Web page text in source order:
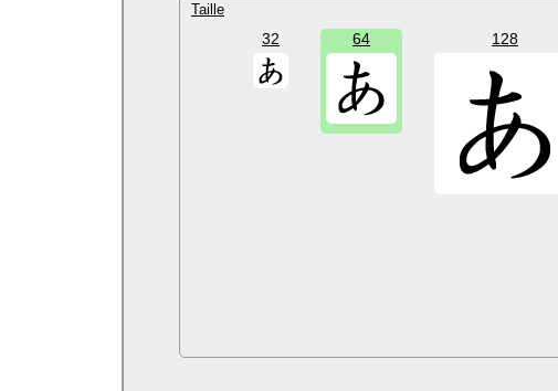
Taille
32 64 128